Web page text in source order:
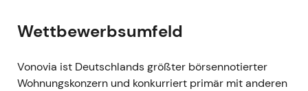
Erholungsrallys, dann zunehmender
Implikationen von Größe und Finanzierung
einpreisten.
Wettbewerbsumfeld
Vonovia ist Deutschlands größter börsennotierter
Wohnungskonzern und konkurriert primär mit anderen